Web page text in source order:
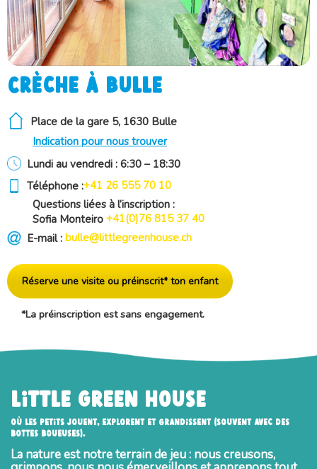
Crèche à Bulle
Place de la gare 5, 1630 Bulle
Indication pour nous trouver
Lundi au vendredi : 6:30 – 18:30
Téléphone :+41 26 555 70 10
Questions liées à l’inscription :
Sofia Monteiro +41(0)76 815 37 40
E-mail : bulle@littlegreenhouse.ch
Réserve une visite ou préinscrit* ton enfant
*La préinscription est sans engagement.
Little Green House
Où les petits jouent, explorent et grandissent (souvent avec des
bottes boueuses).
La nature est notre terrain de jeu : nous creusons,